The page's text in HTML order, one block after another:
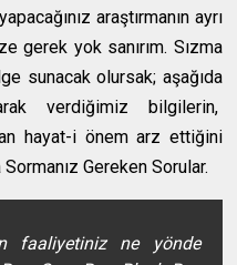
araştırmanın ayrı
gerek yok sanırım. Sızma
sunacak olursak; aşağıda
verdiğimiz bilgilerin,
hayat-i önem arz ettiğini
Gereken Sorular.
faaliyetiniz ne yönde